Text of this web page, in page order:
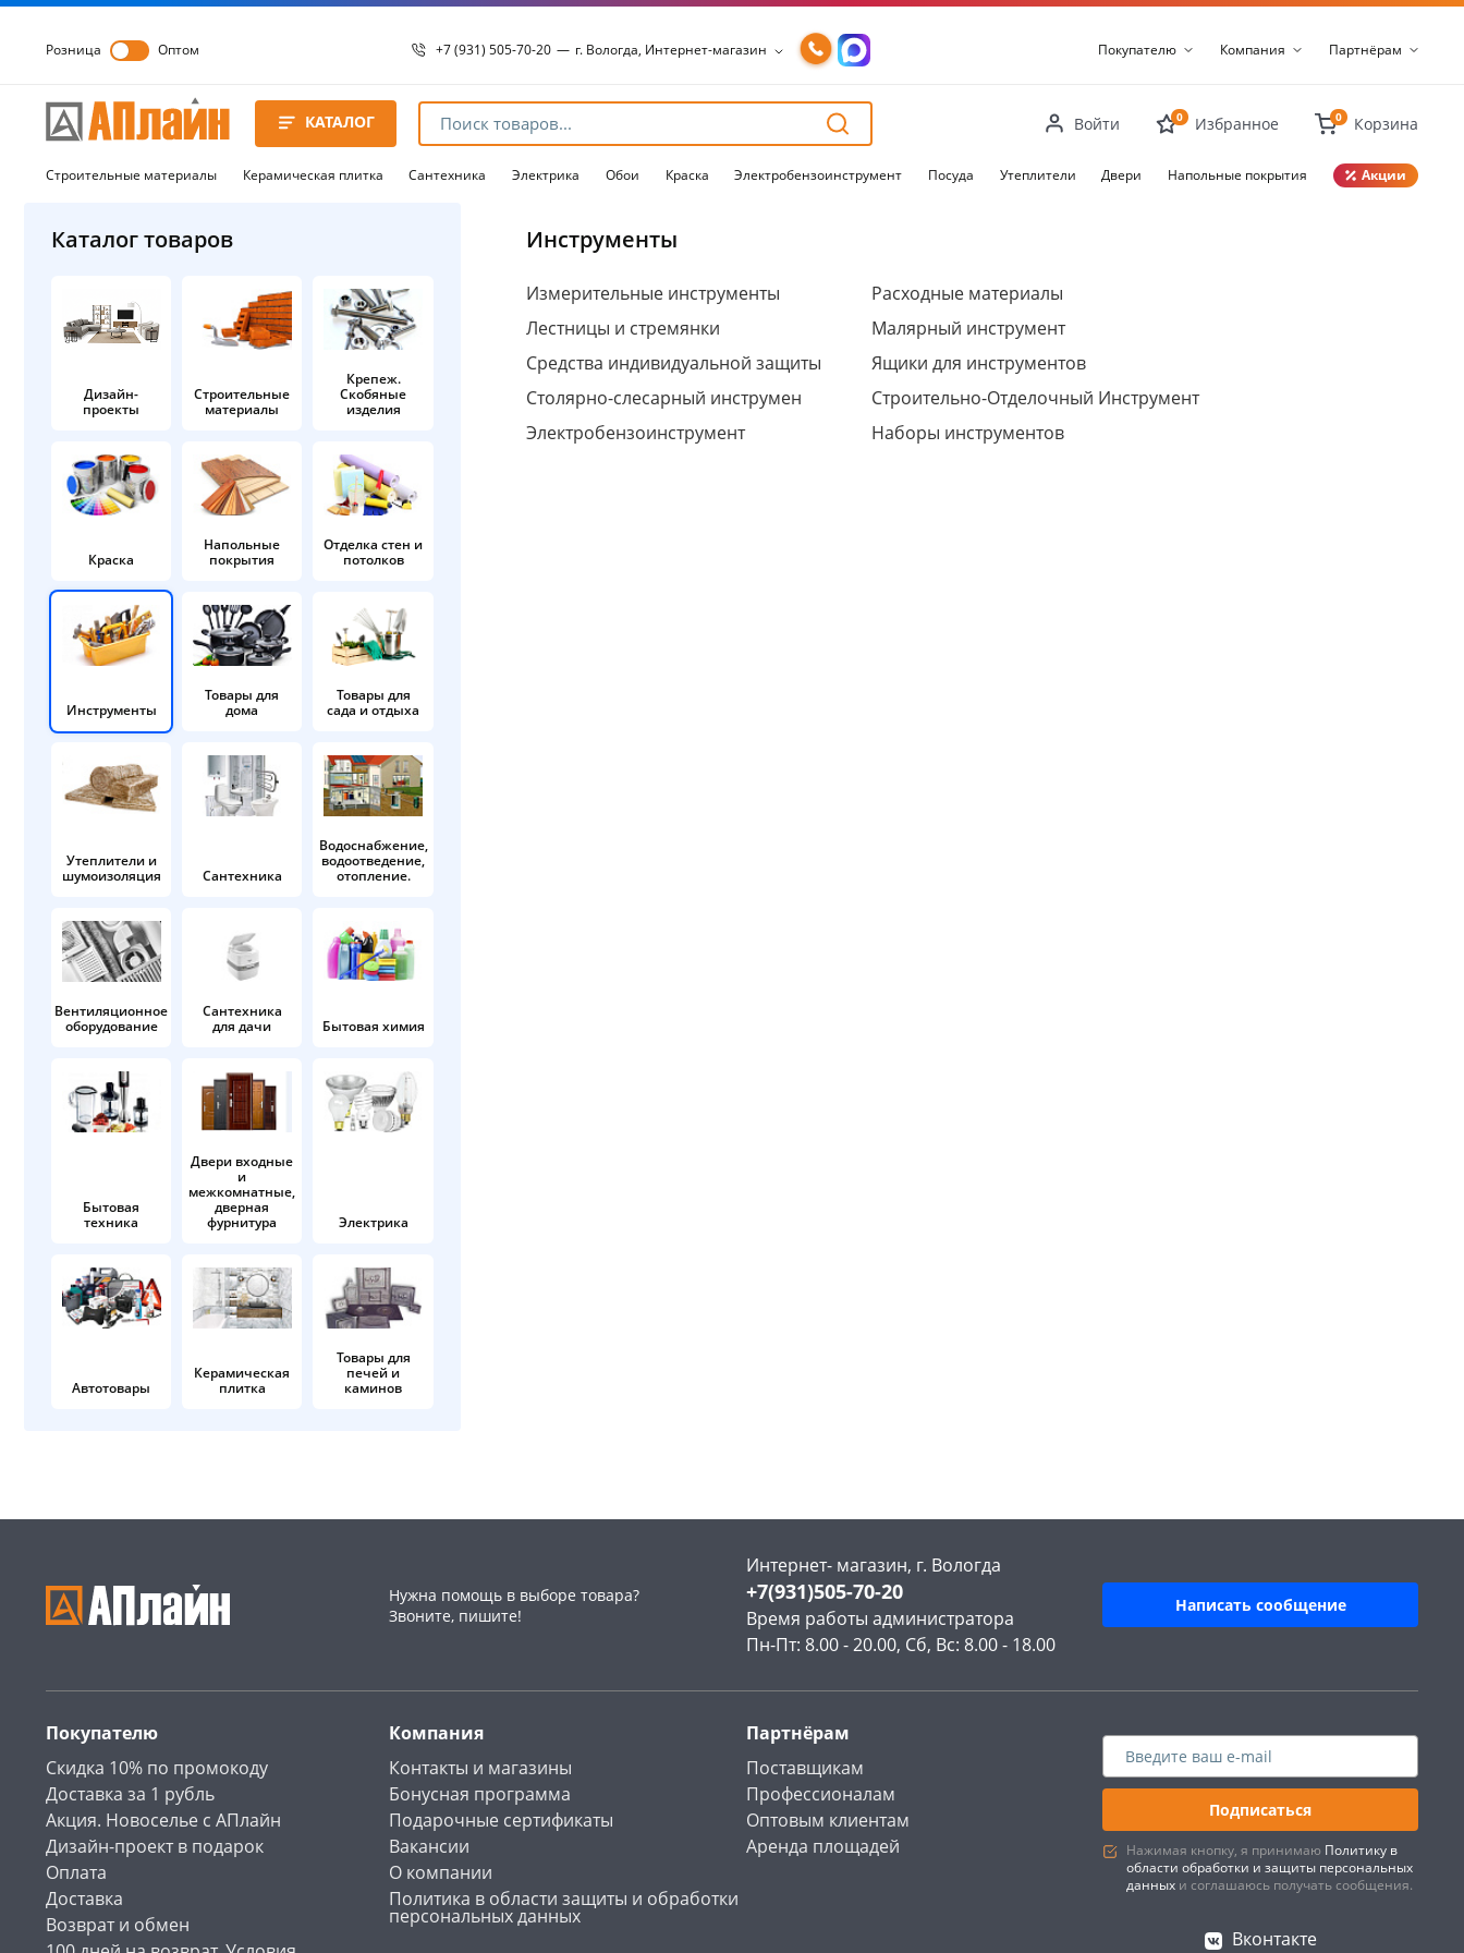
Розница Оптом +7 (931) 505-70-20 — г. Вологда, Интернет-магазин
8 8172 54-15-98
8 8172 54-15-96
г. Вологда, Пошехонское ш., 18
Покупателю Компания Партнёрам
КАТАЛОГ Войти 0 Избранное 0 Корзина
Строительные материалы Керамическая плитка Сантехника Электрика Обои Краска Электробензоинструмент Посуда Утеплители Двери Напольные покрытия Акции
Каталог товаров
Дизайн-
проекты
Строительные
материалы
Крепеж.
Скобяные
изделия
Краска
Напольные
покрытия
Отделка стен и
потолков
Инструменты
Товары для
дома
Товары для
сада и отдыха
Утеплители и
шумоизоляция
Сантехника
Водоснабжение,
водоотведение,
отопление.
Вентиляционное
оборудование
Сантехника
для дачи
Бытовая химия
Бытовая
техника
Двери входные
и
межкомнатные,
дверная
фурнитура
Электрика
Автотовары
Керамическая
плитка
Товары для
печей и
каминов
Инструменты
Измерительные инструменты
Лестницы и стремянки
Средства индивидуальной защиты
Столярно-слесарный инструмен
Электробензоинструмент
Расходные материалы
Малярный инструмент
Ящики для инструментов
Строительно-Отделочный Инструмент
Наборы инструментов
Нужна помощь в выборе товара?
Звоните, пишите!
Интернет- магазин, г. Вологда
+7(931)505-70-20
Время работы администратора
Пн-Пт: 8.00 - 20.00, Сб, Вс: 8.00 - 18.00
Написать сообщение
Покупателю
Скидка 10% по промокоду
Доставка за 1 рубль
Акция. Новоселье с АПлайн
Дизайн-проект в подарок
Оплата
Доставка
Возврат и обмен
Компания
Контакты и магазины
Бонусная программа
Подарочные сертификаты
Вакансии
О компании
Политика в области защиты и обработки
персональных данных
Партнёрам
Поставщикам
Профессионалам
Оптовым клиентам
Аренда площадей
Подписаться
Нажимая кнопку, я принимаю Политику в
области обработки и защиты персональных
данных и соглашаюсь получать сообщения.
Вконтакте
Для клиентов всех банков
Разбейтеоплату
на части
без переплат
раз в 2 недели